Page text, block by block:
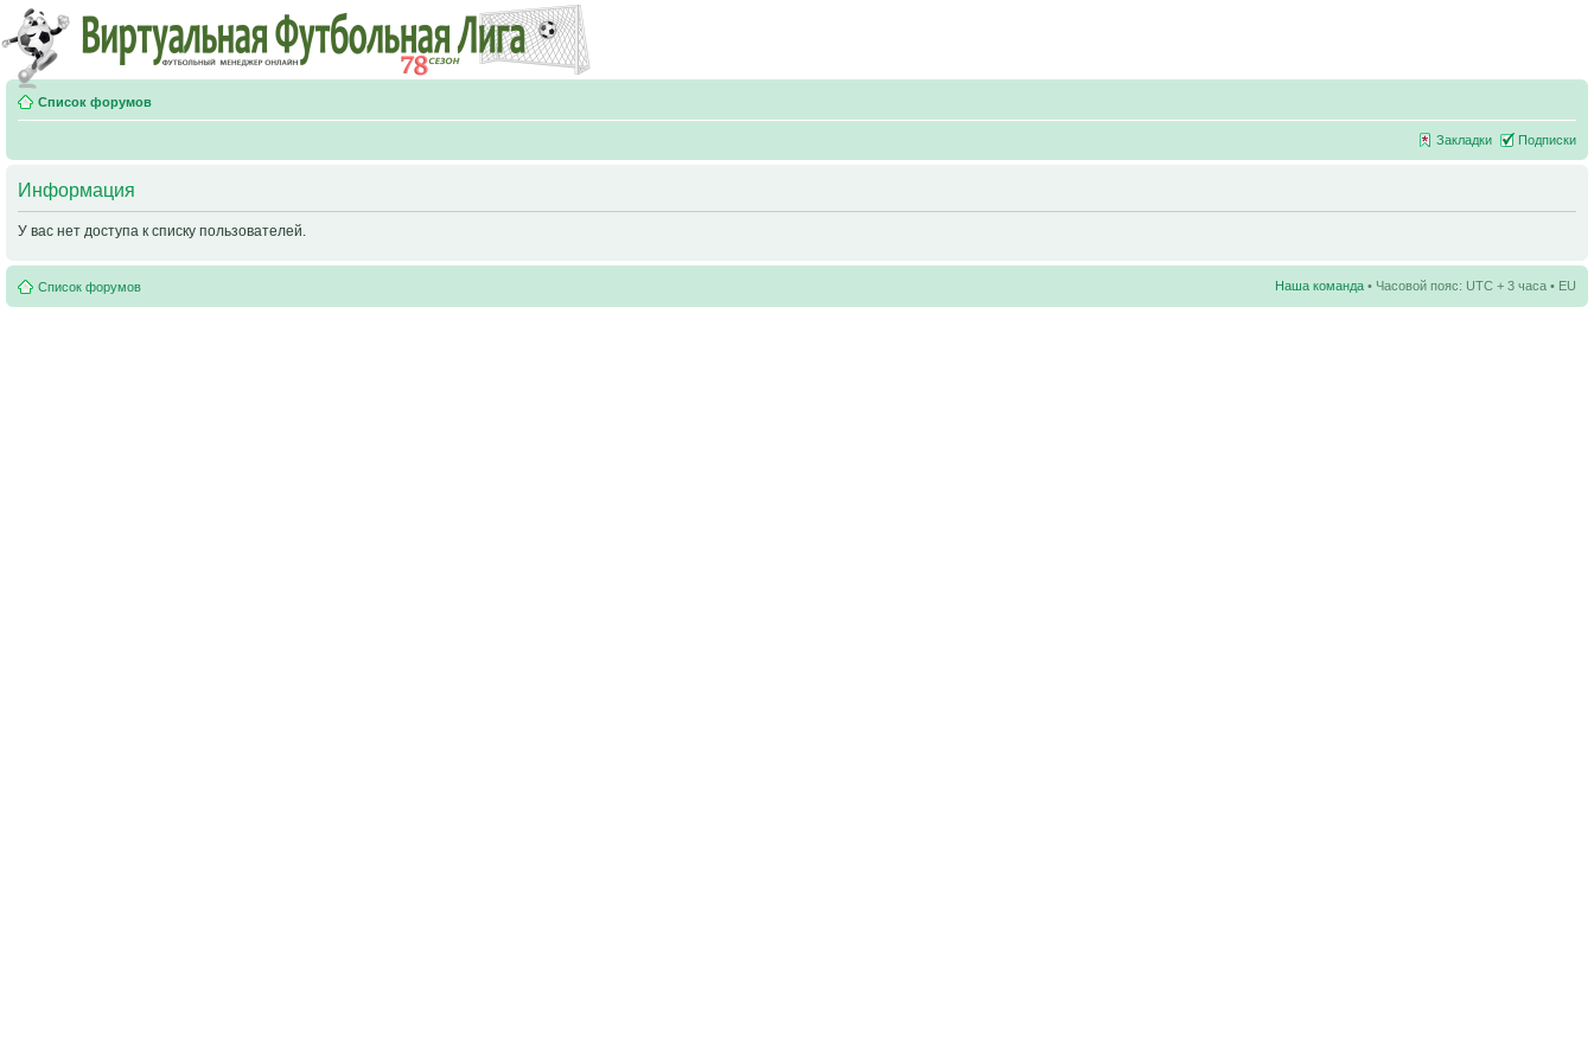
Список форумов
Закладки Подписки
Информация
У вас нет доступа к списку пользователей.
Список форумов Наша команда • Часовой пояс: UTC + 3 часа • EU